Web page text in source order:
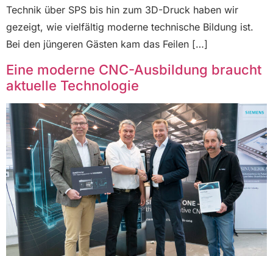
Technik über SPS bis hin zum 3D-Druck haben wir
gezeigt, wie vielfältig moderne technische Bildung ist.
Bei den jüngeren Gästen kam das Feilen […]
Eine moderne CNC-Ausbildung braucht
aktuelle Technologie